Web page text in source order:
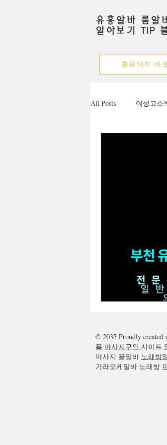
유흥알바 룸알
알아보기 TIP
홈페이지 바
All Posts 여성고소
안양유흥알바가
광주꿀알바
© 2035 Proudly created
폼 마사지구인 사이트
마사지 꿀알바 노래방
가라오케알바 노래방